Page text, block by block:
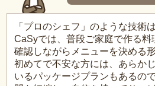
「プロのシェフ」のような技術
CaSyでは、普段ご家庭で作る料
確認しながらメニューを決める形
初めてで不安な方には、あらか
いるパッケージプランもあるの